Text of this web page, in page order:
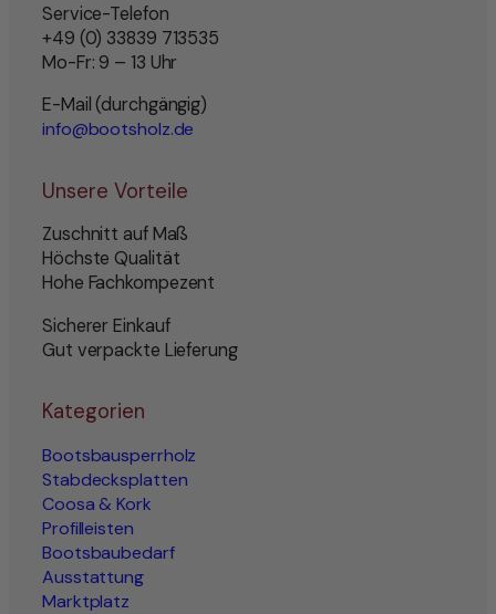
Service-Telefon
+49 (0) 33839 713535
Mo-Fr: 9 – 13 Uhr
E-Mail (durchgängig)
info@bootsholz.de
Unsere Vorteile
Zuschnitt auf Maß
Höchste Qualität
Hohe Fachkompezent
Sicherer Einkauf
Gut verpackte Lieferung
Kategorien
Bootsbausperrholz
Stabdecksplatten
Coosa & Kork
Profilleisten
Bootsbaubedarf
Ausstattung
Marktplatz